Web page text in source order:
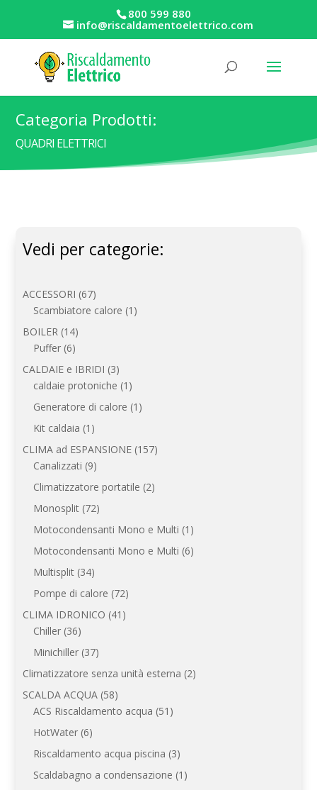
800 599 880
info@riscaldamentoelettrico.com
Categoria Prodotti:
QUADRI ELETTRICI
Vedi per categorie:
ACCESSORI 6767
prodotti
Scambiatore calore 1 1
BOILER 1414
prodotti
Puffer 66
prodotti
CALDAIE e IBRIDI 33
prodotti
caldaie protoniche 1 1
prodotto
Generatore di calore 1 1
Kit caldaia 1 1
prodotto
CLIMA ad ESPANSIONE 157157
Canalizzati 99
prodotti
Climatizzatore portatile 22
Monosplit 7272
prodotti
Motocondensanti Mono e Multi 1 1
prodotto
Motocondensanti Mono e Multi 66
Multisplit 3434
prodotti
Pompe di calore 7272
CLIMA IDRONICO 41 41
Chiller 3636
prodotti
Minichiller 3737
Climatizzatore senza unità esterna 22
SCALDA ACQUA 5858
prodotti
ACS Riscaldamento acqua 51 51
HotWater 66
prodotti
Riscaldamento acqua piscina 33
prodotti
Scaldabagno a condensazione 1 1